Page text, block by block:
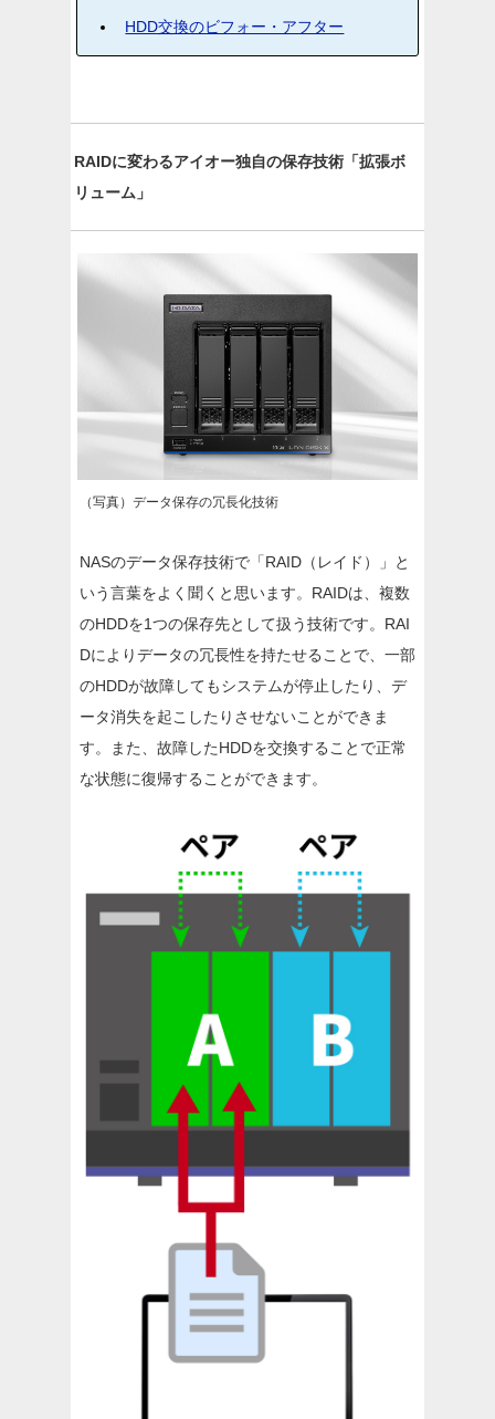
HDD交換のビフォー・アフター
RAIDに変わるアイオー独自の保存技術「拡張ボ
リューム」
（写真）データ保存の冗長化技術
NASのデータ保存技術で「RAID（レイド）」と
いう言葉をよく聞くと思います。RAIDは、複数
のHDDを1つの保存先として扱う技術です。RAI
Dによりデータの冗長性を持たせることで、一部
のHDDが故障してもシステムが停止したり、デ
ータ消失を起こしたりさせないことができま
す。また、故障したHDDを交換することで正常
な状態に復帰することができます。